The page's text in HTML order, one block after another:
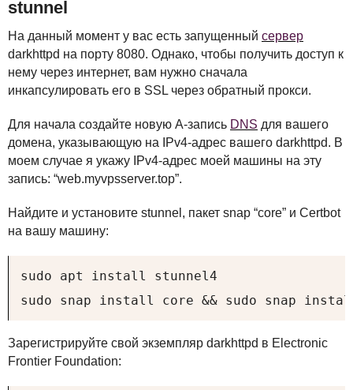
stunnel
На данный момент у вас есть запущенный сервер
darkhttpd на порту 8080. Однако, чтобы получить доступ к
нему через интернет, вам нужно сначала
инкапсулировать его в SSLчерез обратный прокси.
Для начала создайте новую A-запись DNS для вашего
домена, указывающую на IPv4-адрес вашего darkhttpd. В
моем случае я укажу IPv4-адрес моей машины на эту
запись: “web.myvpsserver.top”.
Найдите и установите stunnel, пакет snap “core” и Certbot
на вашу машину:
sudo apt install stunnel4
sudo snap install core && sudo snap
Зарегистрируйте свой экземпляр darkhttpd в Electronic
Frontier Foundation: